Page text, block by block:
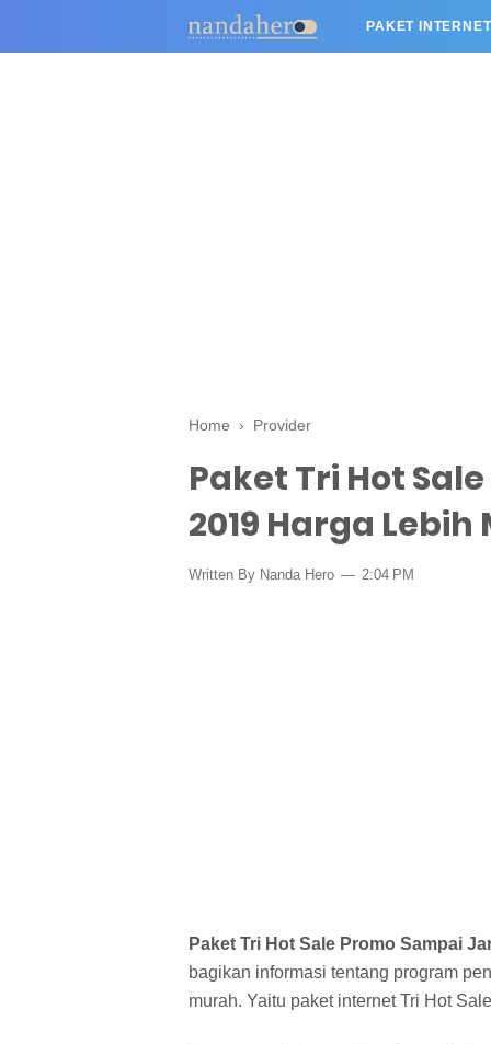
PAKET
Home › Provider
Paket Tri Hot
2019 Harga Lebih
Written By Nanda Hero 2:04 PM
Paket Tri Hot Sale Promo Sampai
bagikan informasi tentang program
murah. Yaitu paket internet Tri Hot